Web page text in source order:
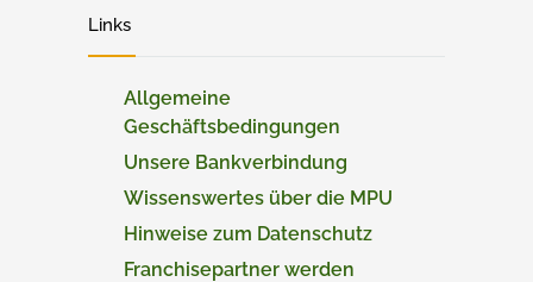
Links
Allgemeine
Geschäftsbedingungen
Unsere Bankverbindung
Wissenswertes über die MPU
Hinweise zum Datenschutz
Franchisepartner werden